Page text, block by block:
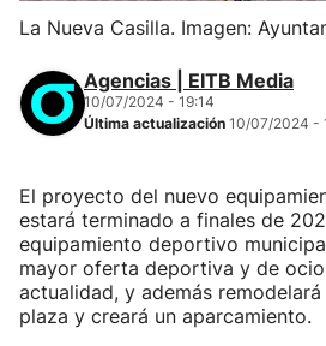
La Nueva Casilla. Imagen:
Agencias | EITB Media
10/07/2024 - 19:14
Última actualización 10/07/2024 -
El proyecto del nuevo
estará terminado a finales de
equipamiento deportivo
mayor oferta deportiva y de
actualidad, y además
plaza y creará un aparcamiento.